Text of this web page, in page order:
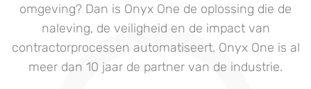
omgeving? Dan is Onyx One de oplossing die de
naleving, de veiligheid en de impact van
contractorprocessen automatiseert. Onyx One is al
meer dan 10 jaar de partner van de industrie.